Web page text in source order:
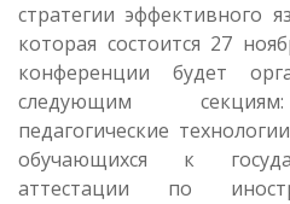
стратегии эффективного
которая состоится 27
конференции будет
следующим
педагогические
обучающихся к
аттестации по